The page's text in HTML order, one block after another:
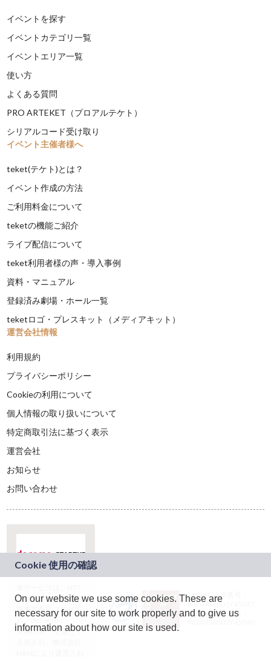
イベントを探す
イベントカテゴリ一覧
イベントエリア一覧
使い方
よくある質問
PRO ARTEKET（プロアルテケト）
シリアルコード受け取り
イベント主催者様へ
teket(テケト)とは？
イベント作成の方法
ご利用料金について
teketの機能ご紹介
ライブ配信について
teket利用者様の声・導入事例
資料・マニュアル
登録済み劇場・ホール一覧
teketロゴ・プレスキット（メディアキット）
運営会社情報
利用規約
プライバシーポリシー
Cookieの利用について
個人情報の取り扱いについて
特定商取引法に基づく表示
運営会社
お知らせ
お問い合わせ
ドコモグループの新
規事業創出プログラ
ム「docomo
STARTUP」を通じて
JASRAC許諾番号：
9024936001Y45037
JASRAC許諾番号：
On our website we use some cookies. These are
necessary for our site to work properly and to give us
information about how our site is used.